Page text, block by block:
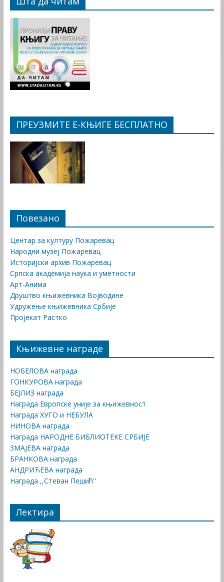
ПРЕУЗМИТЕ Е-КЊИГЕ БЕСПЛАТНО
Повезано
Центар за културу Пожаревац
Народни музеј Пожаревац
Историјски архив Пожаревац
Српска академија наука и уметности
Арт-Анима
Друштво књижевника Војводине
Удружење књижевника Србије
Пројекат Растко
Књижевне награде
НОБЕЛОВА награда
ГОНКУРОВА награда
БЕЈЛИЗ награда
Награда Европске уније за књижевност
Награда ХУГО и НЕБУЛА
НИНОВА награда
Награда НАРОДНЕ БИБЛИОТЕКЕ СРБИЈЕ
ЗМАЈЕВА награда
БРАНКОВА награда
АНДРИЋЕВА награда
Награда ,,Стеван Пешић''
Лектира